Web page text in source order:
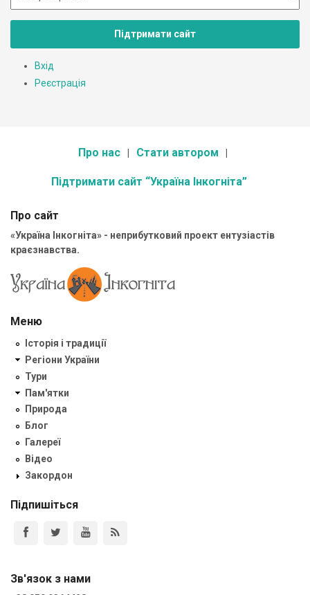
Підтримати сайт
Вхід
Реєстрація
Про нас Стати автором
Підтримати сайт “Україна Інкогніта”
Про сайт
«Україна Інкогніта» - неприбутковий проект ентузіастів
краєзнавства.
Меню
Історія і традиції
Регіони України
Тури
Пам'ятки
Природа
Блог
Галереї
Відео
Закордон
Підпишіться
Зв'язок з нами